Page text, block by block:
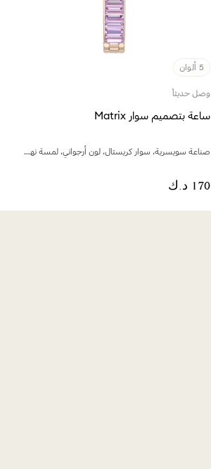
5 ألوان
وصل حديثاً
ساعة بتصميم سوار Matrix
صناعة سويسرية، سوار كريستال، لون أرجواني، لمسة نهائية بلون ذهبي شامبين